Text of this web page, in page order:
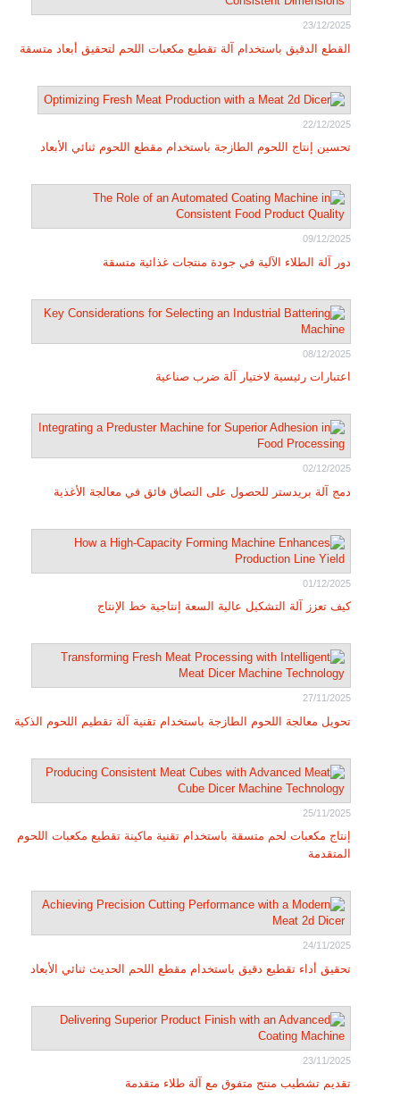
23/12/2025
القطع الدقيق باستخدام آلة تقطيع مكعبات اللحم لتحقيق أبعاد متسقة
22/12/2025
تحسين إنتاج اللحوم الطازجة باستخدام مقطع اللحوم ثنائي الأبعاد
09/12/2025
دور آلة الطلاء الآلية في جودة منتجات غذائية متسقة
08/12/2025
اعتبارات رئيسية لاختيار آلة ضرب صناعية
02/12/2025
دمج آلة بريدستر للحصول على التصاق فائق في معالجة الأغذية
01/12/2025
كيف تعزز آلة التشكيل عالية السعة إنتاجية خط الإنتاج
27/11/2025
تحويل معالجة اللحوم الطازجة باستخدام تقنية آلة تقطيم اللحوم الذكية
25/11/2025
إنتاج مكعبات لحم متسقة باستخدام تقنية ماكينة تقطيع مكعبات اللحوم
المتقدمة
24/11/2025
تحقيق أداء تقطيع دقيق باستخدام مقطع اللحم الحديث ثنائي الأبعاد
23/11/2025
تقديم تشطيب منتج متفوق مع آلة طلاء متقدمة